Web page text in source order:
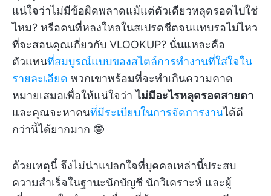
แน่ใจว่าไม่มีข้อผิดพลาดแม้แต่ตัวเดียวหลุดรอดไปใช่
ไหม? หรือคนที่หลงใหลในสเปรดชีตจนแทบรอไม่ไหว
ที่จะสอนคุณเกี่ยวกับ VLOOKUP? นั่นแหละคือ
ตัวแทนที่สมบูรณ์แบบของสไตล์การทำงานที่ใส่ใจใน
รายละเอียด พวกเขาพร้อมที่จะทำเกินความคาด
หมายเสมอเพื่อให้แน่ใจว่าไม่มีอะไรหลุดรอดสายตา
และคุณจะหาคนที่มีระเบียบในการจัดการงานได้ดี
กว่านี้ได้ยากมาก 🤓
ด้วยเหตุนี้ จึงไม่น่าแปลกใจที่บุคคลเหล่านี้ประสบ
ความสำเร็จในฐานะนักบัญชี นักวิเคราะห์ และผู้